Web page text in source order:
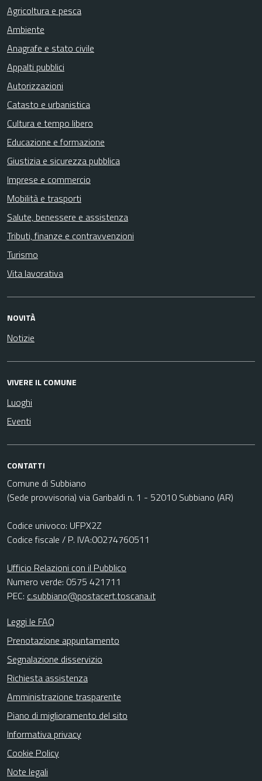
Agricoltura e pesca
Ambiente
Anagrafe e stato civile
Appalti pubblici
Autorizzazioni
Catasto e urbanistica
Cultura e tempo libero
Educazione e formazione
Giustizia e sicurezza pubblica
Imprese e commercio
Mobilità e trasporti
Salute, benessere e assistenza
Tributi, finanze e contravvenzioni
Turismo
Vita lavorativa
NOVITÀ
Notizie
VIVERE IL COMUNE
Luoghi
Eventi
CONTATTI
Comune di Subbiano
(Sede provvisoria) via Garibaldi n. 1 - 52010 Subbiano (AR)
Codice univoco: UFPX2Z
Codice fiscale / P. IVA:00274760511
Ufficio Relazioni con il Pubblico
Numero verde: 0575 421711
PEC: c.subbiano@postacert.toscana.it
Leggi le FAQ
Prenotazione appuntamento
Segnalazione disservizio
Richiesta assistenza
Amministrazione trasparente
Piano di miglioramento del sito
Informativa privacy
Cookie Policy
Note legali